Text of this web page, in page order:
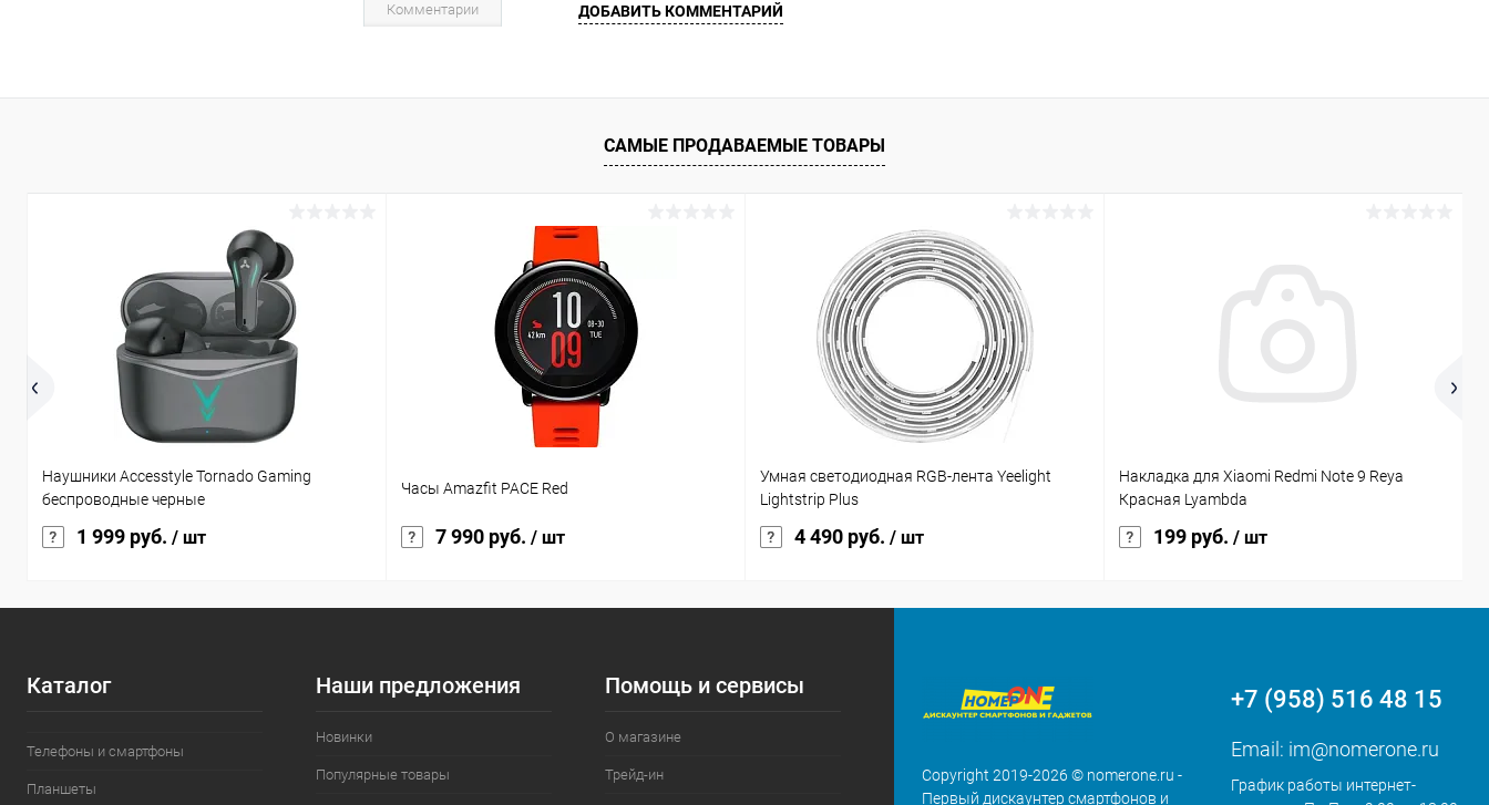
Комментарии ДОБАВИТЬ КОММЕНТАРИЙ
САМЫЕ ПРОДАВАЕМЫЕ ТОВАРЫ
Наушники Accesstyle Tornado Gaming
беспроводные черные
1 999 руб. / шт
Часы Amazfit PACE Red
7 990 руб. / шт
Умная светодиодная RGB-лента Yeelight
Lightstrip Plus
4 490 руб. / шт
Накладка для Xiaomi Redmi Note 9 Reya
Красная Lyambda
199 руб. / шт
Каталог
Телефоны и смартфоны
Планшеты
Наши предложения
Новинки
Популярные товары
Помощь и сервисы
О магазине
Трейд-ин
Copyright 2019-2026 © nomerone.ru -
Первый дискаунтер смартфонов и
+7 (958) 516 48 15
Email: im@nomerone.ru
График работы интернет-